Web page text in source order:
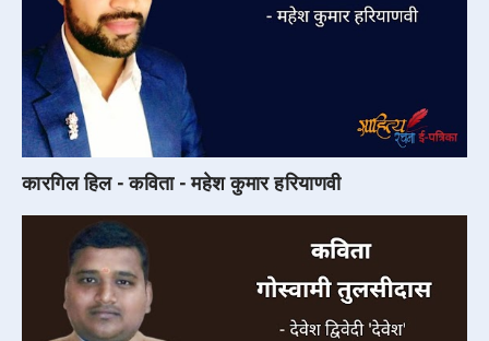
कारगिल हिल - कविता - महेश कुमार हरियाणवी